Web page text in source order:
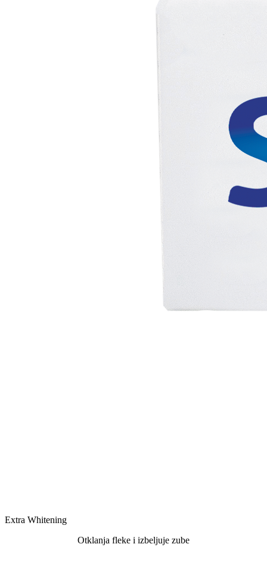
Extra Whitening
Otklanja fleke i izbeljuje zube